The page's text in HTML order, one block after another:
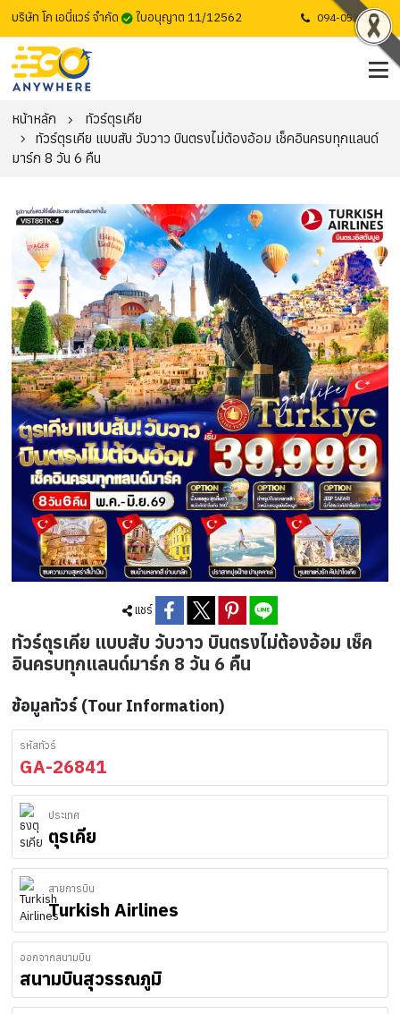
บริษัท โก เอนี่แวร์ จำกัด ใบอนุญาต 11/12562 094-053-1725
หน้าหลัก
ทัวร์ตุรเคีย
ทัวร์ตุรเคีย แบบสับ วับวาว บินตรงไม่ต้องอ้อม เช็คอินครบทุกแลนด์
มาร์ก 8 วัน 6 คืน
แชร์
ทัวร์ตุรเคีย แบบสับ วับวาว บินตรงไม่ต้องอ้อม เช็ค
อินครบทุกแลนด์มาร์ก 8 วัน 6 คืน
ข้อมูลทัวร์ (Tour Information)
รหัสทัวร์
GA-26841
ประเทศ
ตุรเคีย
สายการบิน
Turkish Airlines
ออกจากสนามบิน
สนามบินสุวรรณภูมิ